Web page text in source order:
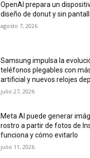
OpenAI prepara un
diseño de donut y sin
agosto 7, 2026
Samsung impulsa la
teléfonos plegables con
artificial y nuevos relojes
julio 27, 2026
Meta AI puede generar
rostro a partir de fotos de
funciona y cómo evitarlo
julio 11, 2026